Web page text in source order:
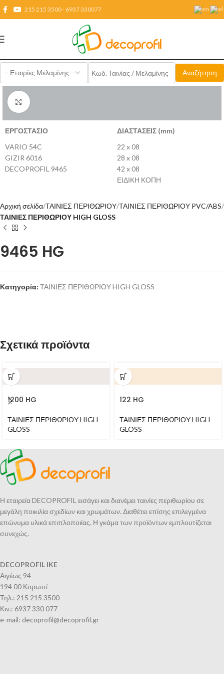
215 215 3500 - 6937 330077
Click to enlarge
ΕΡΓΟΣΤΑΣΙΟ
VARIO 54C
GIZIR 6016
DECOPROFIL 9465
ΔΙΑΣΤΑΣΕΙΣ (mm)
22 x 08
28 x 08
42 x 08
ΕΙΔΙΚΗ ΚΟΠΗ
Αρχική σελίδα ΤΑΙΝΙΕΣ ΠΕΡΙΘΩΡΙΟΥ ΤΑΙΝΙΕΣ ΠΕΡΙΘΩΡΙΟΥ PVC/ABS
ΤΑΙΝΙΕΣ ΠΕΡΙΘΩΡΙΟΥ HIGH GLOSS
9465 HG
Κατηγορία: ΤΑΙΝΙΕΣ ΠΕΡΙΘΩΡΙΟΥ HIGH GLOSS
Σχετικά προϊόντα
1200 HG
ΤΑΙΝΙΕΣ ΠΕΡΙΘΩΡΙΟΥ HIGH
GLOSS
122 HG
ΤΑΙΝΙΕΣ ΠΕΡΙΘΩΡΙΟΥ HIGH
GLOSS
Η εταιρεία DECOPROFIL εισάγει και διανέμει ταινίες περιθωρίου σε
μεγάλη ποικιλία σχεδίων και χρωμάτων. Διαθέτει επίσης επιλεγμένα
επώνυμα υλικά επιπλοποιίας. Η γκάμα των προϊόντων εμπλουτίζεται
συνεχώς.
DECOPROFIL IKE
Αιγέως 94
194 00 Κορωπί
Τηλ.: 215 215 3500
Κιν.: 6937 330 077
e-mail: decoprofil@decoprofil.gr